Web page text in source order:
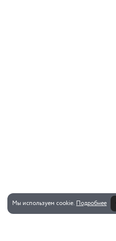
Мы используем cookie. Подробнее